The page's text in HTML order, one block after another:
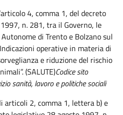
4, comma 1, del decreto
n. 281, tra il Governo, le
di Trento e Bolzano sul
operative in materia di
e riduzione del rischio
(SALUTE)Codice sito
sanità, lavoro e politiche sociali
articoli 2, comma 1, lettera b) e